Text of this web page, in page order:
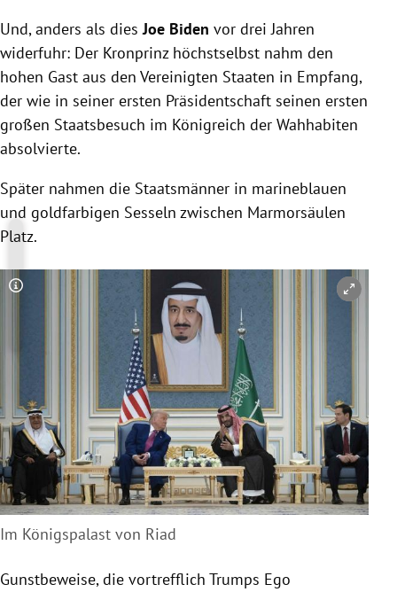
Und, anders als diesJoe Biden vor drei Jahren
widerfuhr: Der Kronprinz höchstselbst nahm den
hohen Gast aus den Vereinigten Staaten in Empfang,
der wie in seiner ersten Präsidentschaft seinen ersten
großen Staatsbesuch im Königreich der Wahhabiten
absolvierte.
Später nahmen die Staatsmänner in marineblauen
und goldfarbigen Sesseln zwischen Marmorsäulen
Platz.
Copyright-Hinweis öffnen/schließen
Im Königspalast von Riad
Gunstbeweise, die vortrefflich Trumps Ego